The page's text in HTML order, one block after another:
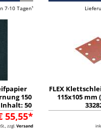
7-10 Tagen¹
150
50
55,55*
zzgl. Versand
FLEX
115x105 mm